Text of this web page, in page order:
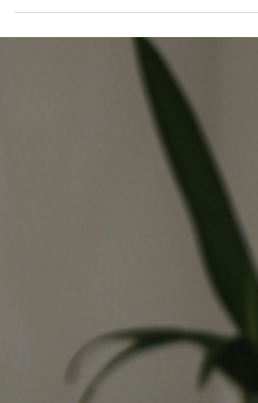
Joanna PERRAUDIN
Je suis le « Poulidor » des
appels d’offres… 🚴🏼‍♀️
[Pour ceux qui n’ont pas la référence, je suis
l’éternelle seconde 🙃.] Néanmoins, je participe
encore et encore, et j’y crois à chaque...